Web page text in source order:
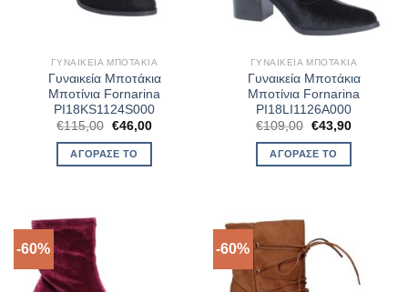
ΓΥΝΑΙΚΕΊΑ ΜΠΟΤΆΚΙΑ
Γυναικεία Μποτάκια
Μποτίνια Fornarina
PI18KS1124S000
€115,00 Original
was:
€115,00.
€46,00Η
ΑΓΌΡΑΣΈ ΤΟ
ΓΥΝΑΙΚΕΊΑ ΜΠΟΤΆΚΙΑ
Γυναικεία Μποτάκια
Μποτίνια Fornarina
PI18LI1126A000
€109,00 Original
was:
€109,00.
€43,90Η
ΑΓΌΡΑΣΈ ΤΟ
-60% -60%